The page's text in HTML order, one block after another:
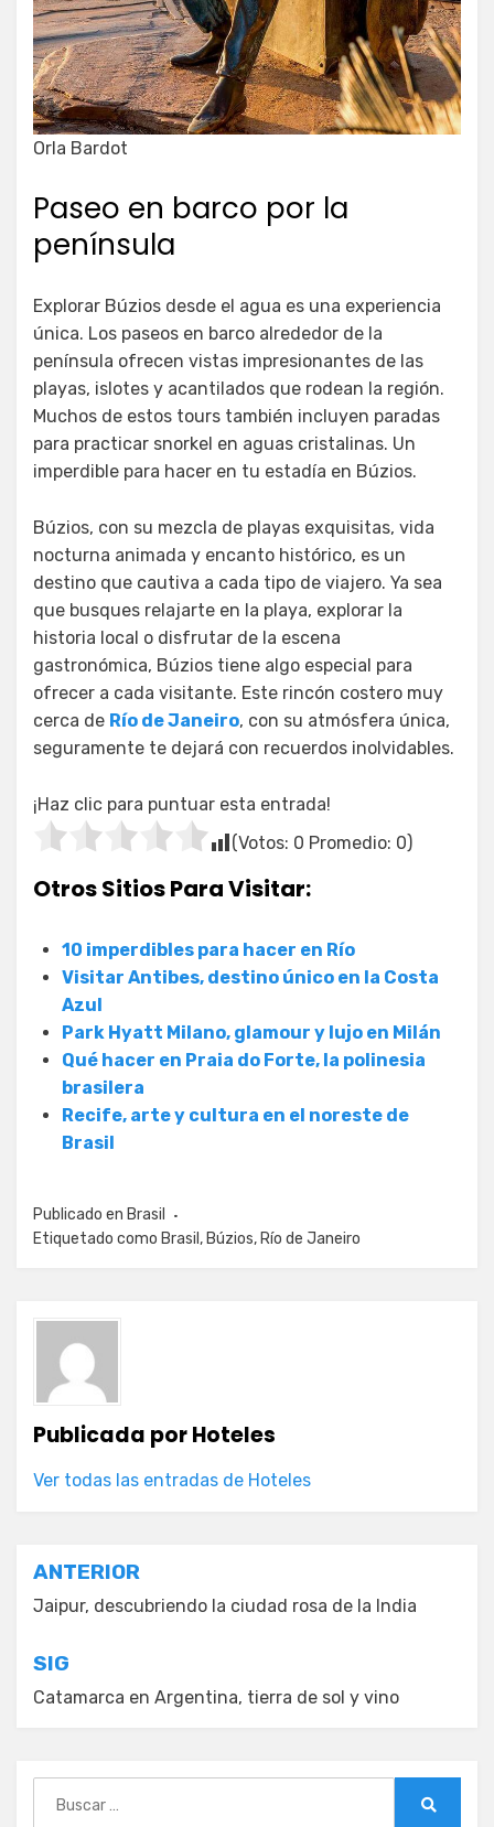
Orla Bardot
Paseo en barco por la
península
Explorar Búzios desde el agua es una experiencia
única. Los paseos en barco alrededor de la
península ofrecen vistas impresionantes de las
playas, islotes y acantilados que rodean la región.
Muchos de estos tours también incluyen paradas
para practicar snorkel en aguas cristalinas. Un
imperdible para hacer en tu estadía en Búzios.
Búzios, con su mezcla de playas exquisitas, vida
nocturna animada y encanto histórico, es un
destino que cautiva a cada tipo de viajero. Ya sea
que busques relajarte en la playa, explorar la
historia local o disfrutar de la escena
gastronómica, Búzios tiene algo especial para
ofrecer a cada visitante. Este rincón costero muy
cerca de Río de Janeiro, con su atmósfera única,
seguramente te dejará con recuerdos inolvidables.
¡Haz clic para puntuar esta entrada!
(Votos: 0 Promedio: 0)
Otros Sitios Para Visitar:
10 imperdibles para hacer en Río
Visitar Antibes, destino único en la Costa
Azul
Park Hyatt Milano, glamour y lujo en Milán
Qué hacer en Praia do Forte, la polinesia
brasilera
Recife, arte y cultura en el noreste de
Brasil
Publicado en Brasil
Etiquetado como Brasil , Búzios, Río de Janeiro
Publicada porHoteles
Ver todas las entradas de Hoteles
Navegación
de
entradas
ANTERIOR
Jaipur, descubriendo la ciudad rosa de la India
SIG
Catamarca en Argentina, tierra de sol y vino